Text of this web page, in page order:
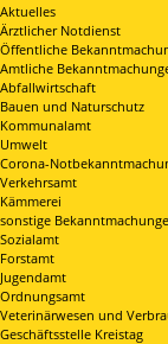
Aktuelles
Ärztlicher Notdienst
Öffentliche
Amtliche
Abfallwirtschaft
Bauen und Naturschutz
Kommunalamt
Umwelt
Corona-
Verkehrsamt
Kämmerei
sonstige
Sozialamt
Forstamt
Jugendamt
Ordnungsamt
Veterinärwesen und
Geschäftsstelle Kreistag